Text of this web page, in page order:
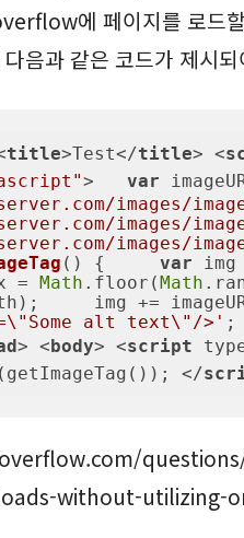
에 페이지를 로드
음과 같은 코드가 제시
title>Test</title> <
> var
images/
images/
images/
( ) { var img
= Math .floor( Math
img +=
alt text\"/>'
> < body> <script
</
without-utilizing-